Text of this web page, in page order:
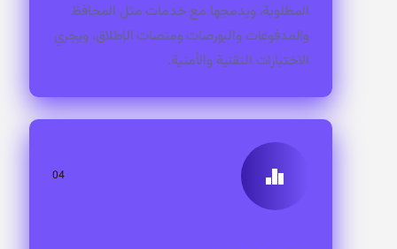
المطلوبة، ويدمجها مع خدمات مثل المحافظ
والمدفوعات والبورصات ومنصات الإطلاق، ويجري
الاختبارات التقنية والأمنية.
04